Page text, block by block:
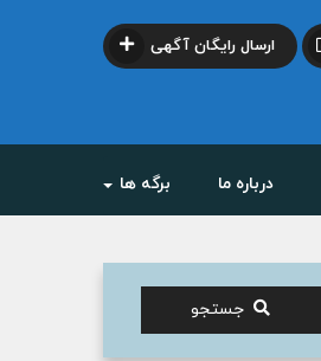
ارسال رایگان آگهی
درباره ما برگه ها
جستجو